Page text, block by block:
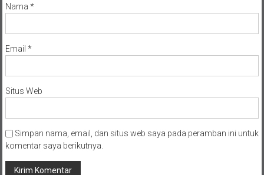
Nama *
Email *
Situs Web
Simpan nama, email, dan situs web saya pada peramban ini untuk
komentar saya berikutnya.